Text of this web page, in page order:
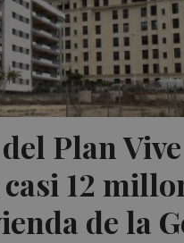
Plan Vive
12
de la